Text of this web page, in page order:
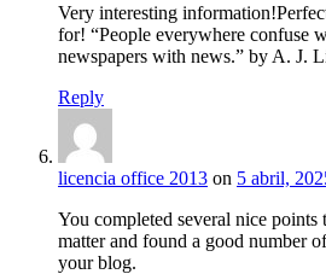
Very interesting
for! “People everywhere confuse
newspapers with news.” by A. J.
Reply
licencia office 2013 on 5 abril,
You completed several nice points
matter and found a good number
your blog.